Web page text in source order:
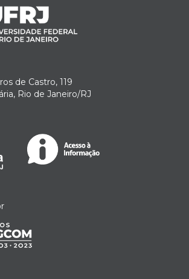
de Castro, 119
Rio de Janeiro/RJ